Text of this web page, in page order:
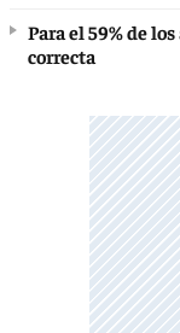
Para el 59% de
correcta